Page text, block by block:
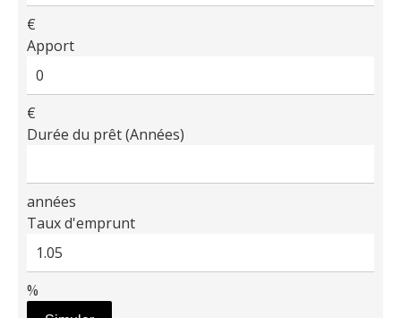
€
Apport
€
Durée du prêt (Années)
années
Taux d'emprunt
%